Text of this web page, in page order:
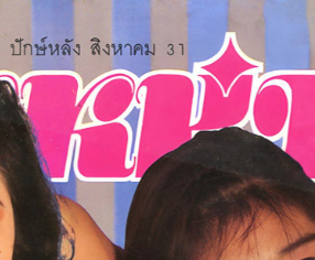
28 Praew 813
Click
IN